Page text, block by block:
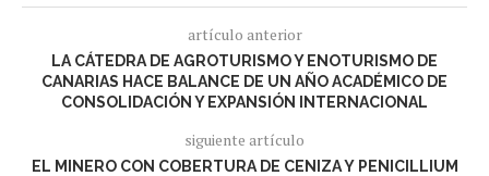
artículo anterior
LA CÁTEDRA DE AGROTURISMO Y ENOTURISMO DE
CANARIAS HACE BALANCE DE UN AÑO ACADÉMICO DE
CONSOLIDACIÓN Y EXPANSIÓN INTERNACIONAL
siguiente artículo
EL MINERO CON COBERTURA DE CENIZA Y PENICILLIUM